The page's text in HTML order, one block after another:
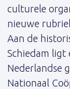
culturele
nieuwe
Aan de
Schiedam ligt
Nederlandse
Nationaal